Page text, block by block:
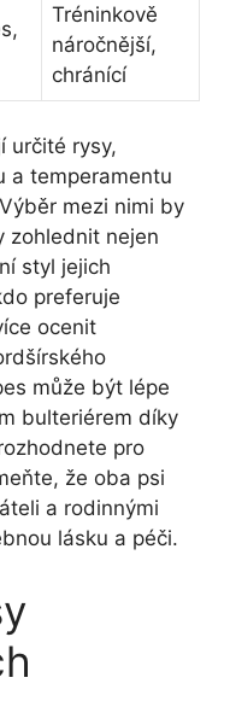
Tréninkově
náročnější,
chránící
určité rysy,
a temperamentu
mezi nimi by
zohlednit nejen
styl jejich
preferuje
ocenit
může být lépe
bulteriérem díky
pro
že oba psi
a rodinnými
lásku a péči.